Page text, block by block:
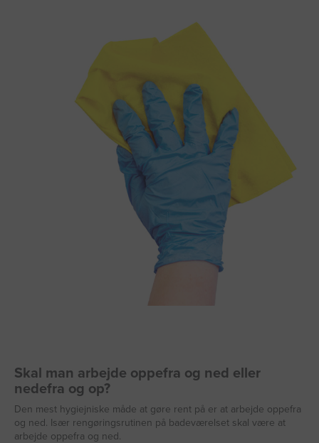
Skal man arbejde oppefra og ned eller
nedefra og op?
Den mest hygiejniske måde at gøre rent på er at arbejde oppefra
og ned. Især rengøringsrutinen på badeværelset skal være at
arbejde oppefra og ned.